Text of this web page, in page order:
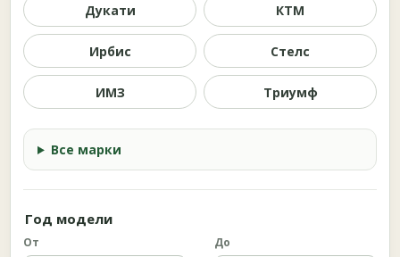
Дукати КТМ
Ирбис Стелс
ИМЗ Триумф
Все марки
Год модели
От До